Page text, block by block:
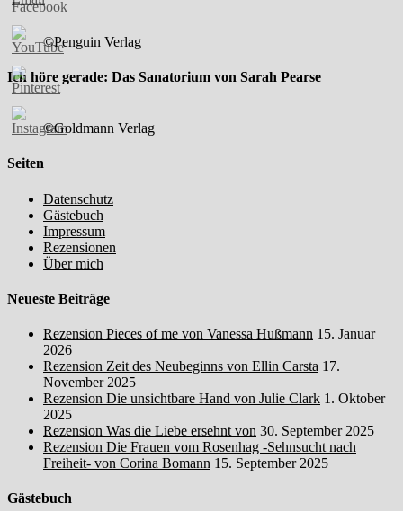
©Penguin Verlag
Ich höre gerade: Das Sanatorium von Sarah Pearse
©Goldmann Verlag
Seiten
Datenschutz
Gästebuch
Impressum
Rezensionen
Über mich
Neueste Beiträge
Rezension Pieces of me von Vanessa Hußmann 15. Januar
2026
Rezension Zeit des Neubeginns von Ellin Carsta 17.
November 2025
Rezension Die unsichtbare Hand von Julie Clark 1. Oktober
2025
Rezension Was die Liebe ersehnt von 30. September 2025
Rezension Die Frauen vom Rosenhag -Sehnsucht nach
Freiheit- von Corina Bomann 15. September 2025
Gästebuch